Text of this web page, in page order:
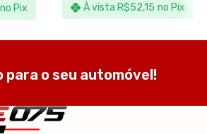
no Pix À vista R$52,15 no Pix
para o seu automóvel!